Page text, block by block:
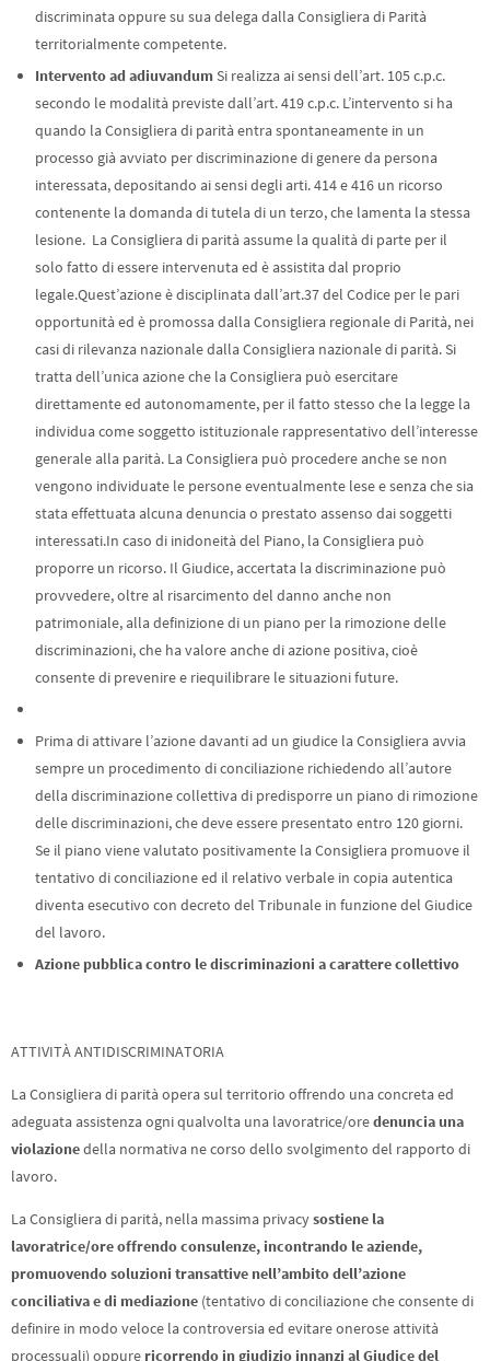
discriminata oppure su sua delega dalla Consigliera di Parità
territorialmente competente.
Intervento ad adiuvandumSi realizza ai sensi dell’art. 105 c.p.c.
secondo le modalità previste dall’art. 419 c.p.c. L’intervento si ha
quando la Consigliera di parità entra spontaneamente in un
processo già avviato per discriminazione di genere da persona
interessata, depositando ai sensi degli arti. 414 e 416 un ricorso
contenente la domanda di tutela di un terzo, che lamenta la stessa
lesione. La Consigliera di parità assume la qualità di parte per il
solo fatto di essere intervenuta ed è assistita dal proprio
legale.Quest’azione è disciplinata dall’art.37 del Codice per le pari
opportunità ed è promossa dalla Consigliera regionale di Parità, nei
casi di rilevanza nazionale dalla Consigliera nazionale di parità. Si
tratta dell’unica azione che la Consigliera può esercitare
direttamente ed autonomamente, per il fatto stesso che la legge la
individua come soggetto istituzionale rappresentativo dell’interesse
generale alla parità. La Consigliera può procedere anche se non
vengono individuate le persone eventualmente lese e senza che sia
stata effettuata alcuna denuncia o prestato assenso dai soggetti
interessati.In caso di inidoneità del Piano, la Consigliera può
proporre un ricorso. Il Giudice, accertata la discriminazione può
provvedere, oltre al risarcimento del danno anche non
patrimoniale, alla definizione di un piano per la rimozione delle
discriminazioni, che ha valore anche di azione positiva, cioè
consente di prevenire e riequilibrare le situazioni future.
Prima di attivare l’azione davanti ad un giudice la Consigliera avvia
sempre un procedimento di conciliazione richiedendo all’autore
della discriminazione collettiva di predisporre un piano di rimozione
delle discriminazioni, che deve essere presentato entro 120 giorni.
Se il piano viene valutato positivamente la Consigliera promuove il
tentativo di conciliazione ed il relativo verbale in copia autentica
diventa esecutivo con decreto del Tribunale in funzione del Giudice
del lavoro.
Azione pubblica contro le discriminazioni a carattere collettivo
ATTIVITÀ ANTIDISCRIMINATORIA
La Consigliera di parità opera sul territorio offrendo una concreta ed
adeguata assistenza ogni qualvolta una lavoratrice/oredenuncia una
violazionedella normativa ne corso dello svolgimento del rapporto di
lavoro.
La Consigliera di parità, nella massima privacysostiene la
lavoratrice/ore offrendo consulenze, incontrando le aziende,
promuovendo soluzioni transattive nell’ambito dell’azione
conciliativa e di mediazione (tentativo di conciliazione che consente di
definire in modo veloce la controversia ed evitare onerose attività
processuali) oppure ricorrendo in giudizio innanzi al Giudice del